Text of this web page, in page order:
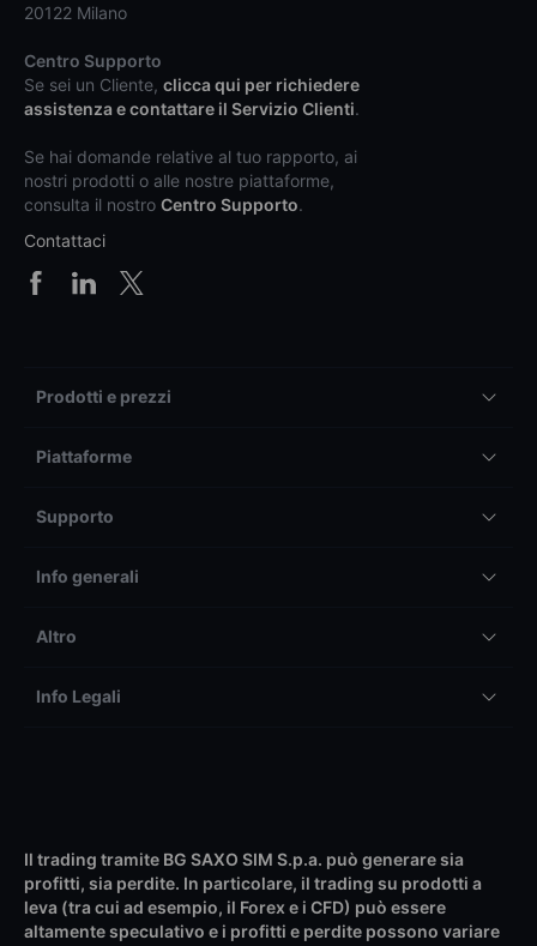
20122 Milano
Centro Supporto
Se sei un Cliente, clicca qui per richiedere
assistenza e contattare il Servizio Clienti.
Se hai domande relative al tuo rapporto, ai
nostri prodotti o alle nostre piattaforme,
consulta il nostro Centro Supporto.
Contattaci
Prodotti e prezzi
Piattaforme
Supporto
Info generali
Altro
Info Legali
Il trading tramite BG SAXO SIM S.p.a. può generare sia
profitti, sia perdite. In particolare, il trading su prodotti a
leva (tra cui ad esempio, il Forex e i CFD) può essere
altamente speculativo e i profitti e perdite possono variare